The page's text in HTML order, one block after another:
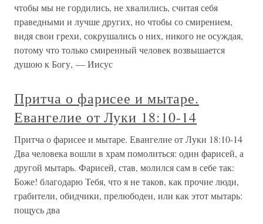
чтобы мы не гордились, не хвалились, считая себя
праведными и лучше других, но чтобы со смирением,
видя свои грехи, сокрушались о них, никого не осуждая,
потому что только смиренный человек возвышается
душою к Богу, — Иисус
Притча о фарисее и мытаре.
Евангелие от Луки 18:10-14
Притча о фарисее и мытаре. Евангелие от Луки 18:10-14
Два человека вошли в храм помолиться: один фарисей, а
другой мытарь. Фарисей, став, молился сам в себе так:
Боже! благодарю Тебя, что я не таков, как прочие люди,
грабители, обидчики, прелюбодеи, или как этот мытарь:
пощусь два